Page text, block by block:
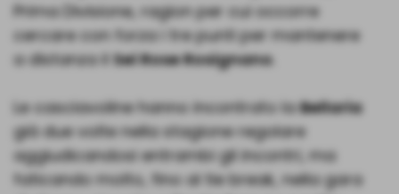
Prima Divisione, ragion per cui occorre
cercare con forza i tre punti per mantenere
a distanza ilSei Rose Rosignano.
Le casciavoline hanno incontrato laBellaria
già due volte nella stagione regolare
aggiudicandosi entrambi gli incontri, ma
faticando molto, fino al tie break, nella gara